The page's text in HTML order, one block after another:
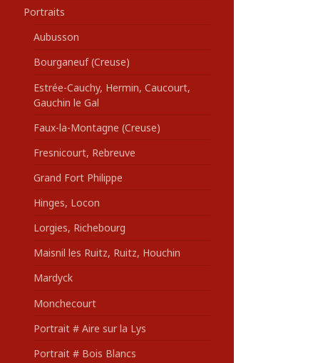
Portraits
Aubusson
Bourganeuf (Creuse)
Estrée-Cauchy, Hermin, Caucourt,
Gauchin le Gal
Faux-la-Montagne (Creuse)
Fresnicourt, Rebreuve
Grand Fort Philippe
Hinges, Locon
Lorgies, Richebourg
Maisnil les Ruitz, Ruitz, Houchin
Mardyck
Monchecourt
Portrait # Aire sur la Lys
Portrait # Bois Blancs